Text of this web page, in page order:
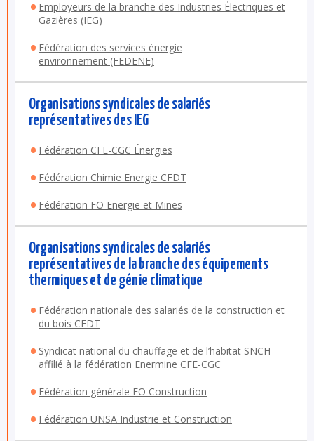
Employeurs de la branche des Industries Électriques et
Gazières (IEG)
Fédération des services énergie
environnement (FEDENE)
Organisations syndicales de salariés
représentatives des IEG
Fédération CFE-CGC Énergies
Fédération Chimie Energie CFDT
Fédération FO Energie et Mines
Organisations syndicales de salariés
représentatives de la branche des équipements
thermiques et de génie climatique
Fédération nationale des salariés de la construction et
du bois CFDT
Syndicat national du chauffage et de l’habitat SNCH
affilié à la fédération Enermine CFE-CGC
Fédération générale FO Construction
Fédération UNSA Industrie et Construction